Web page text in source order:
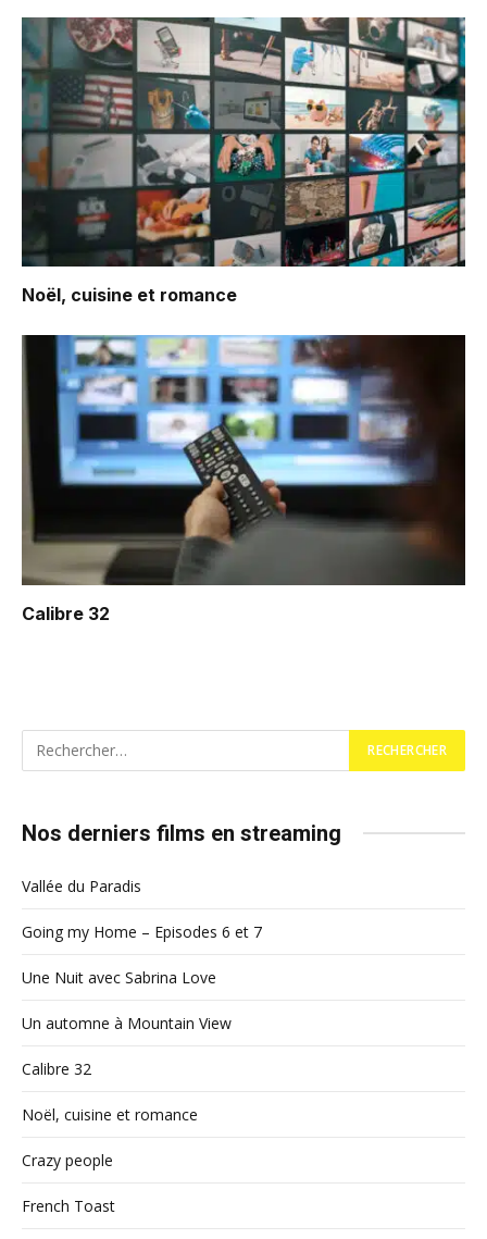
Noël, cuisine et romance
Calibre 32
Nos derniers films en streaming
Vallée du Paradis
Going my Home – Episodes 6 et 7
Une Nuit avec Sabrina Love
Un automne à Mountain View
Calibre 32
Noël, cuisine et romance
Crazy people
French Toast